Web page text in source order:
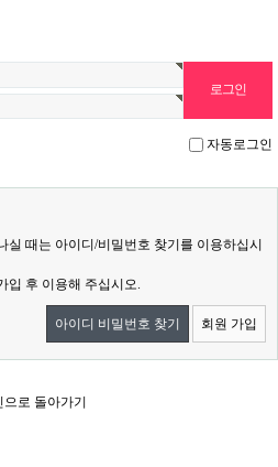
자동로그인
때는 아이디/비밀번호 찾기를 이용하십시
입 후 이용해 주십시오.
아이디 비밀번호 찾기 회원 가입
으로 돌아가기